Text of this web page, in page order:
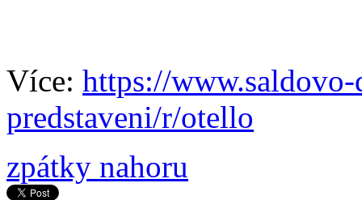
Více: https://
predstaveni/r/otello
zpátky nahoru